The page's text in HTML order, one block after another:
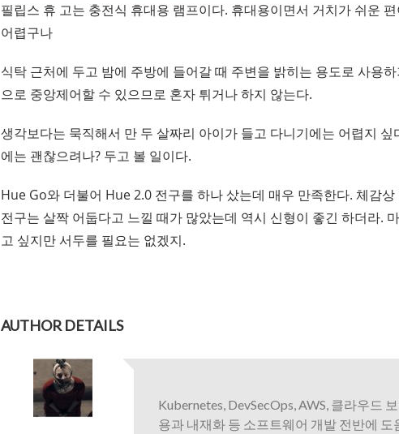
필립스 휴 고는 충전식 휴대용 램프이다. 휴대용이면서 거치가 쉬운
어렵구나
식탁 근처에 두고 밤에 주방에 들어갈 때 주변을 밝히는 용도로 사용
으로 중앙제어할 수 있으므로 혼자 튀거나 하지 않는다.
생각보다는 묵직해서 만 두 살짜리 아이가 들고 다니기에는 어렵지
에는 괜찮으려나? 두고 볼 일이다.
Hue Go와 더불어 Hue 2.0 전구를 하나 샀는데 매우 만족한다. 체감
전구는 살짝 어둡다고 느낄 때가 많았는데 역시 신형이 좋긴 하더라.
고 싶지만 서두를 필요는 없겠지.
AUTHOR DETAILS
Kubernetes, DevSecOps, AWS, 클라우드
용과 내재화 등 소프트웨어 개발 전반에